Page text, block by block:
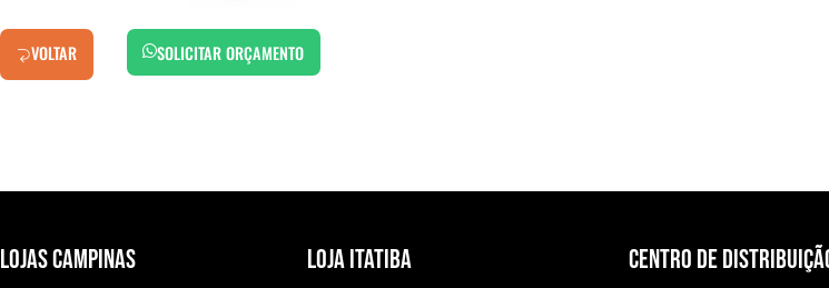
VOLTAR SOLICITAR ORÇAMENTO
LOJAS CAMPINAS LOJA ITATIBA Centro de